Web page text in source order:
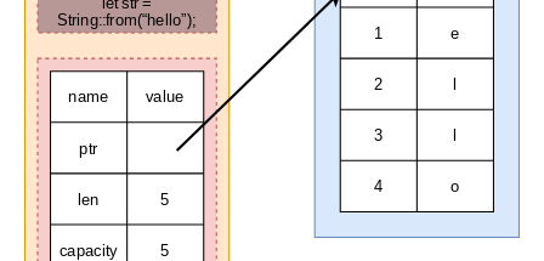
1 e
2 l
3
4 o
String::from(“hello”);
name value
ptr
len 5
capacity 5